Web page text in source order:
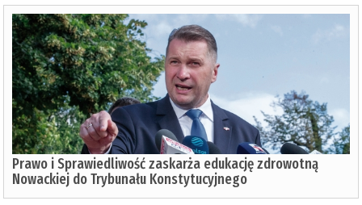
Prawo i Sprawiedliwość zaskarża edukację zdrowotną
Nowackiej do Trybunału Konstytucyjnego